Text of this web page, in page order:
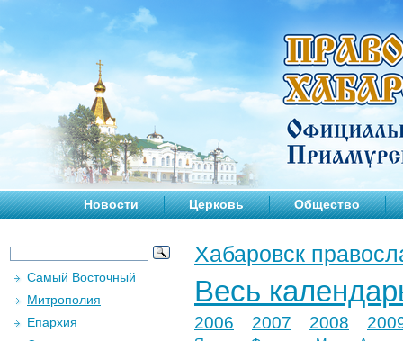
Новости Церковь Общество
Хабаровск
Весь
2006 2007 2008
Самый Восточный
Митрополия
Епархия